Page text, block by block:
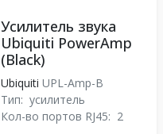
Усилитель звука
Ubiquiti PowerAmp
(Black)
Ubiquiti UPL-Amp-B
Тип: усилитель
Кол-во портов RJ45: 2